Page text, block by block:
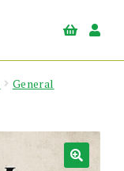
General